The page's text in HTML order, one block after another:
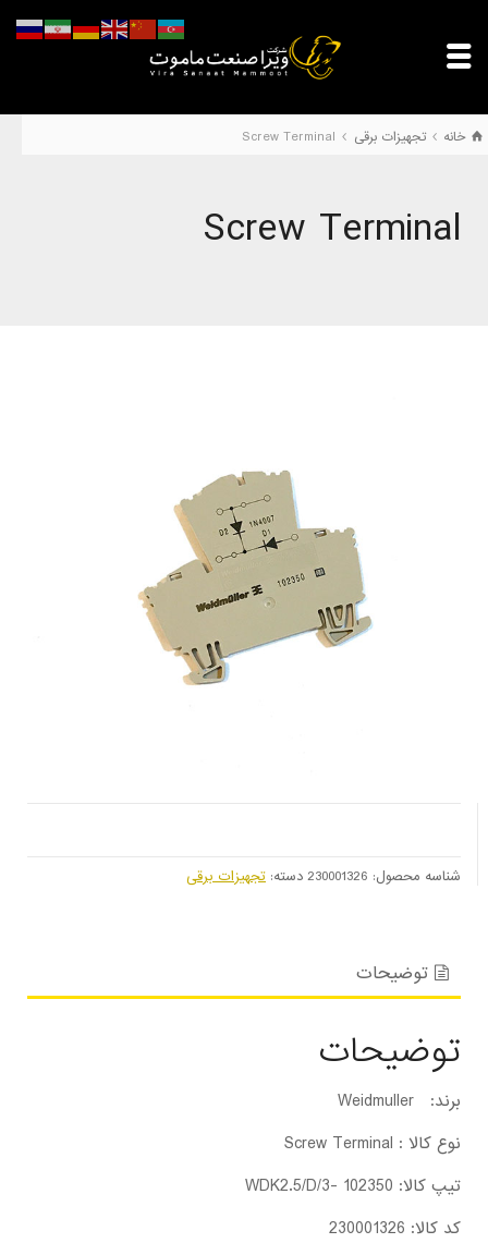
خانه تجهیزات برقی Screw Terminal
Screw Terminal
شناسه محصول: 230001326 دسته: تجهیزات برقی
توضیحات
توضیحات
برند: Weidmuller
نوع کالا : Screw Terminal
تیپ کالا: WDK2.5/D/3- 102350
کد کالا: 230001326